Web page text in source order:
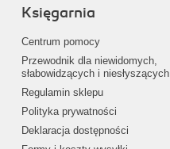
Księgarnia
Centrum pomocy
Przewodnik dla niewidomych,
słabowidzących i niesłyszących
Regulamin sklepu
Polityka prywatności
Deklaracja dostępności